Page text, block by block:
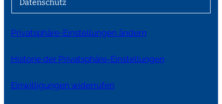
Datenschutz
Privatsphäre-Einstellungen ändern
Historie der Privatsphäre-Einstellungen
Einwilligungen widerrufen